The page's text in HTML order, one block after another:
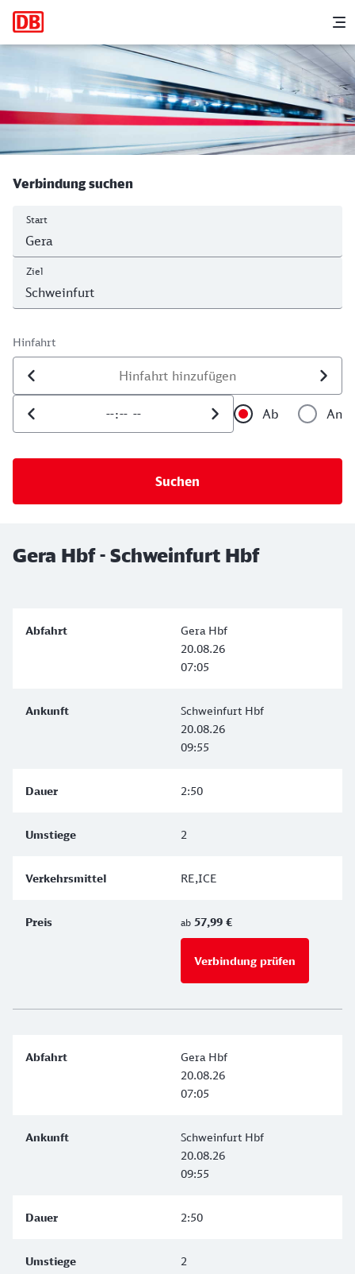
Hauptnavigation
Gera Hbf - Schweinfurt Hbf
Verbindung suchen
Start
Ziel
Hinfahrt
Datum der Hinfahrt
Uhrzeit der Hinfahrt
Ab
An
Gera Hbf - Schweinfurt Hbf
Gera Hbf
20.08.26
07:05
Schweinfurt Hbf
20.08.26
09:55
2:50
2
RE,ICE
ab 57,99 €
Verbindung prüfen
Gera Hbf
20.08.26
07:05
Schweinfurt Hbf
20.08.26
09:55
2:50
2